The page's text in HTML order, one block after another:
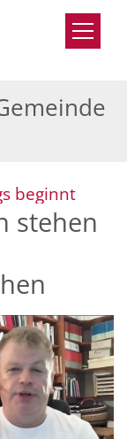
beginnt:
stehen